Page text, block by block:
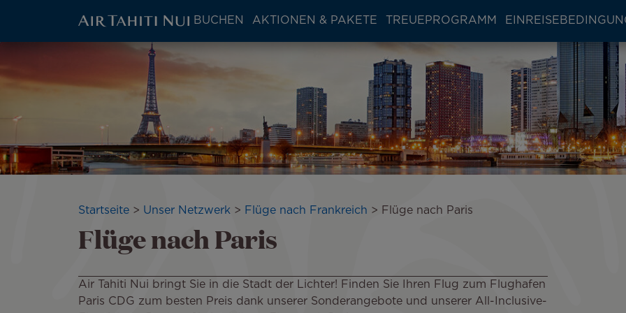
wechseln
Main
BUCHEN AKTIONEN & PAKETE TREUEPROGRAMM
Pfadnavigation
Startseite Unser Netzwerk Flüge nach Frankreich Flüge nach Paris
Flüge nach Paris
Air Tahiti Nui bringt Sie in die Stadt der Lichter! Finden Sie Ihren Flug zum Flughafen
Paris CDG zum besten Preis dank unserer Sonderangebote und unserer All-Inclusive-